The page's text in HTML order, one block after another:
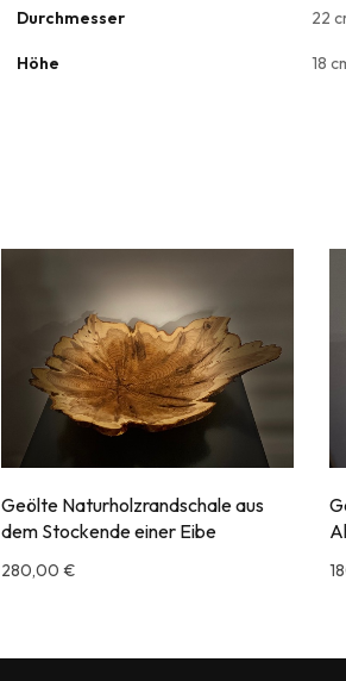
Durchmesser 22
Höhe 18
Geölte Naturholzrandschale aus
dem Stockende einer Eibe
280,00 €